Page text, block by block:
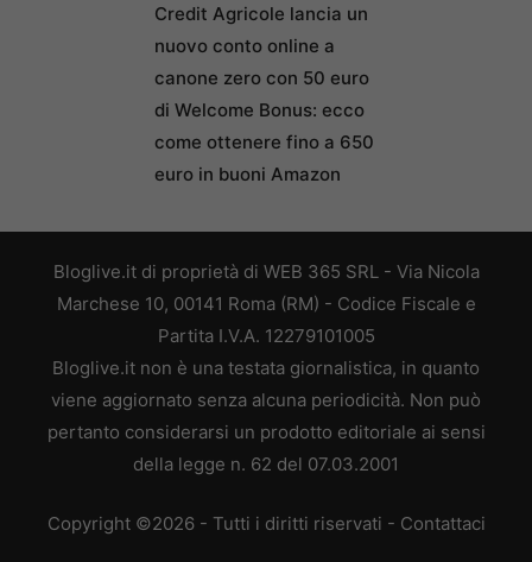
Credit Agricole lancia un
nuovo conto online a
canone zero con 50 euro
di Welcome Bonus: ecco
come ottenere fino a 650
euro in buoni Amazon
Bloglive.it di proprietà di WEB 365 SRL - Via Nicola
Marchese 10, 00141 Roma (RM) - Codice Fiscale e
Partita I.V.A. 12279101005
Bloglive.it non è una testata giornalistica, in quanto
viene aggiornato senza alcuna periodicità. Non può
pertanto considerarsi un prodotto editoriale ai sensi
della legge n. 62 del 07.03.2001
Copyright ©2026 - Tutti i diritti riservati - Contattaci